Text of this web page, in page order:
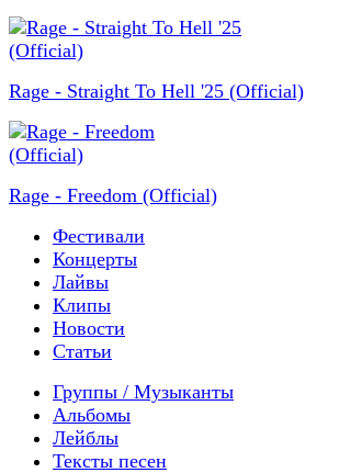
Rage - Straight To Hell '25 (Official)
Rage - Freedom (Official)
Фестивали
Концерты
Лайвы
Клипы
Новости
Статьи
Группы / Музыканты
Альбомы
Лейблы
Тексты песен